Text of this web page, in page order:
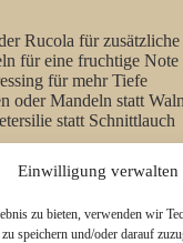
Einwilligung verwalten
zu bieten, verwenden wir
speichern und/oder darauf
Rucola für zusätzliche
für eine fruchtige Note
für mehr Tiefe
oder Mandeln statt
statt Schnittlauch
oder etwas